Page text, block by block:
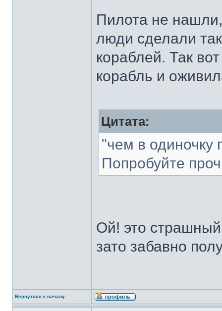
Пилота не нашли,
люди сделали
кораблей. Так
корабль и
Цитата:
"чем в одиночку
Попробуйте
Ой! это страшный
зато забавно
Вернуться к началу